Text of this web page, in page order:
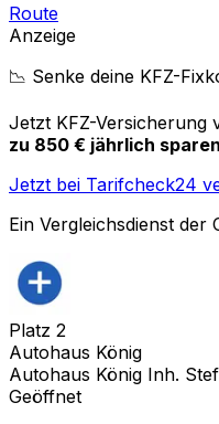
Route
Anzeige
📉 Senke deine KFZ-
Jetzt KFZ-Versicherung
zu 850 € jährlich sparen
Jetzt bei Tarifcheck24
Ein Vergleichsdienst der
Platz 2
Autohaus König
Autohaus König Inh.
Geöffnet